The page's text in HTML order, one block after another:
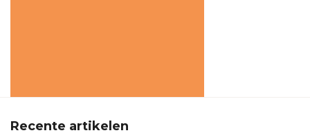
Recente artikelen